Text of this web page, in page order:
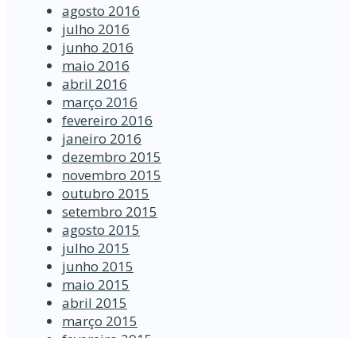
agosto 2016
julho 2016
junho 2016
maio 2016
abril 2016
março 2016
fevereiro 2016
janeiro 2016
dezembro 2015
novembro 2015
outubro 2015
setembro 2015
agosto 2015
julho 2015
junho 2015
maio 2015
abril 2015
março 2015